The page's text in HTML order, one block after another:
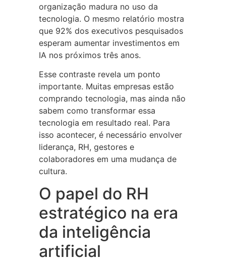
organização madura no uso da
tecnologia. O mesmo relatório mostra
que 92% dos executivos pesquisados
esperam aumentar investimentos em
IA nos próximos três anos.
Esse contraste revela um ponto
importante. Muitas empresas estão
comprando tecnologia, mas ainda não
sabem como transformar essa
tecnologia em resultado real. Para
isso acontecer, é necessário envolver
liderança, RH, gestores e
colaboradores em uma mudança de
cultura.
O papel do RH
estratégico na era
da inteligência
artificial